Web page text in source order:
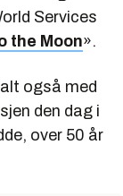
Services
the Moon».
også med
den dag i
over 50 år